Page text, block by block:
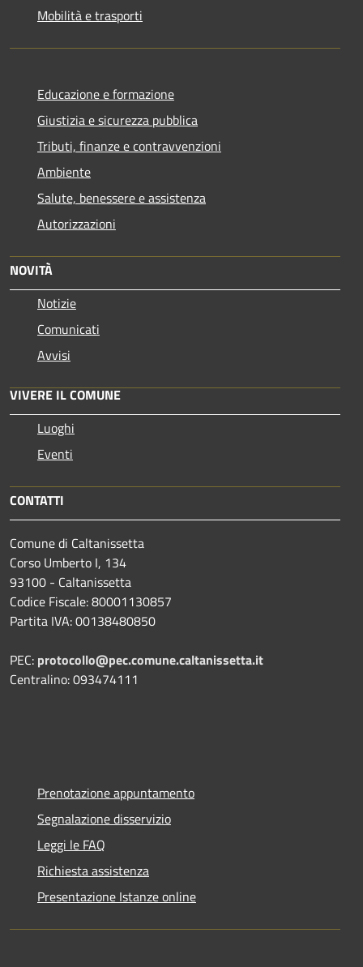
Mobilità e trasporti
Educazione e formazione
Giustizia e sicurezza pubblica
Tributi, finanze e contravvenzioni
Ambiente
Salute, benessere e assistenza
Autorizzazioni
NOVITÀ
Notizie
Comunicati
Avvisi
VIVERE IL COMUNE
Luoghi
Eventi
CONTATTI
Comune di Caltanissetta
Corso Umberto I, 134
93100 - Caltanissetta
Codice Fiscale: 80001130857
Partita IVA: 00138480850
PEC: protocollo@pec.comune.caltanissetta.it
Centralino: 093474111
Prenotazione appuntamento
Segnalazione disservizio
Leggi le FAQ
Richiesta assistenza
Presentazione Istanze online